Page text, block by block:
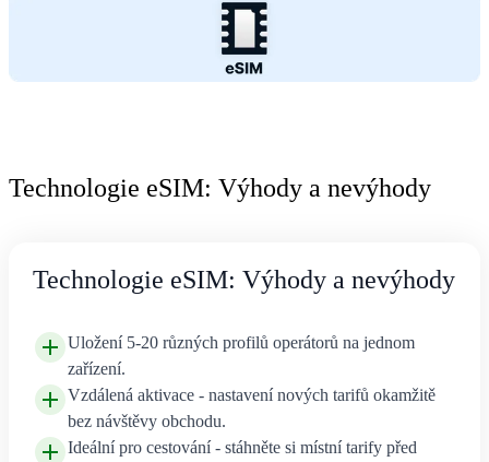
Technologie eSIM: Výhody a nevýhody
Technologie eSIM: Výhody a nevýhody
Uložení 5-20 různých profilů operátorů na jednom
zařízení.
Vzdálená aktivace - nastavení nových tarifů okamžitě
bez návštěvy obchodu.
Ideální pro cestování - stáhněte si místní tarify před